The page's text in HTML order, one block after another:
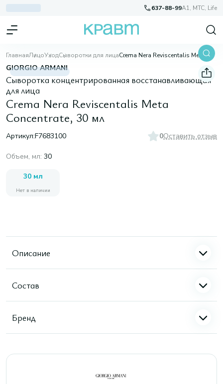
637-88-99A1, МТС, Life
ГлавнаяЛицоУходСыворотки для лица Crema Nera Reviscentalis Meta Concentrate, 30 мл
GIORGIO ARMANI
Сыворотка концентрированная восстанавливающая
для лица
Crema Nera Reviscentalis Meta
Concentrate, 30 мл
Артикул:F7683100 0Оставить отзыв
Объем, мл: 30
30 мл
Нет в наличии
Описание
Состав
Бренд